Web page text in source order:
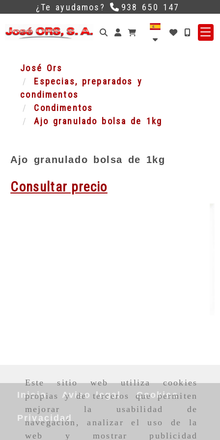
Este sitio web utiliza cookies
propias y de terceros que permiten
mejorar la usabilidad de
navegación, analizar el uso de la
web y mostrar publicidad
Identifícate
¿Te ayudamos? 938 650 147
José Ors
Especias, preparados y
condimentos
Condimentos
Ajo granulado bolsa de 1kg
Ajo granulado bolsa de 1kg
Consultar precio
Inicio Aviso legal Cookies
Privacidad